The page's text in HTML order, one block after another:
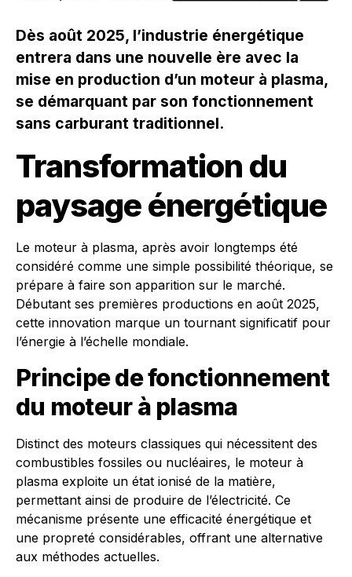
Dès août 2025, l’industrie énergétique
entrera dans une nouvelle ère avec la
mise en production d’un moteur à plasma,
se démarquant par son fonctionnement
sans carburant traditionnel.
Transformation du
paysage énergétique
Le moteur à plasma, après avoir longtemps été
considéré comme une simple possibilité théorique, se
prépare à faire son apparition sur le marché.
Débutant ses premières productions en août 2025,
cette innovation marque un tournant significatif pour
l’énergie à l’échelle mondiale.
Principe de fonctionnement
du moteur à plasma
Distinct des moteurs classiques qui nécessitent des
combustibles fossiles ou nucléaires, le moteur à
plasma exploite un état ionisé de la matière,
permettant ainsi de produire de l’électricité. Ce
mécanisme présente une efficacité énergétique et
une propreté considérables, offrant une alternative
aux méthodes actuelles.